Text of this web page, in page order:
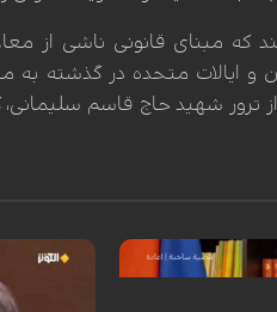
که مبنای قانونی ناشی از
ترور شهید حاج قاسم